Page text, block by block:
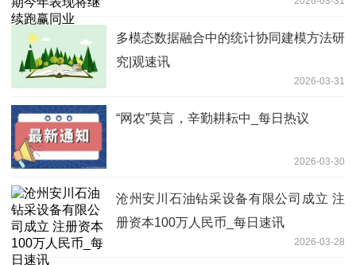
多模态数据融合中的统计协同建模方法研
究|观速讯
2026-03-31
“网农”莫言，辛勤耕耘中_每日热议
2026-03-30
沧州安川石油钻采设备有限公司成立 注
册资本100万人民币_每日速讯
2026-03-28